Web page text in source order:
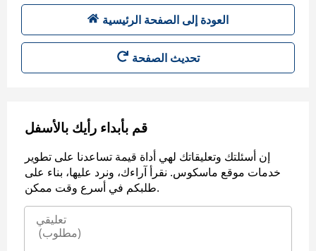
العودة إلى الصفحة الرئيسية
تحديث الصفحة
قم بأبداء رأيك بالأسفل
إن أسئلتك وتعليقاتك لهي أداة قيمة تساعدنا على تطوير
خدمات موقع ماسكوس. نقرأ آراءك، ونرد عليها، بناء على
طلبكم في أسرع وقت ممكن.